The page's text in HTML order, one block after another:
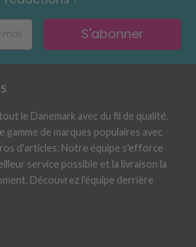
S'abonner
le Danemark avec du fil de qualité.
gamme de marques populaires avec
d'articles. Notre équipe s'efforce
service possible et la livraison la
Découvrez l'équipe derrière